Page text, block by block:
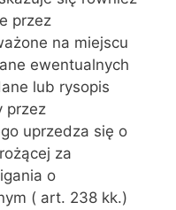
przez
na miejscu
ewentualnych
lub rysopis
przez
uprzedza się o
za
o
( art. 238 kk.)